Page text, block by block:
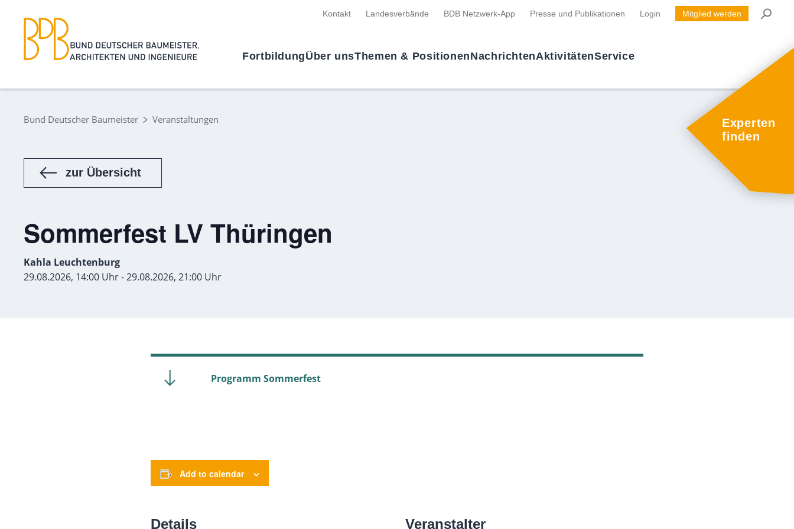
Kontakt Landesverbände BDB Netzwerk-App Presse und Publikationen Login Mitglied werden
FortbildungÜber unsThemen & PositionenNachrichtenAktivitätenService
Experten
finden
Bund Deutscher Baumeister Veranstaltungen
zur Übersicht
Sommerfest LV Thüringen
Kahla Leuchtenburg
29.08.2026, 14:00 Uhr - 29.08.2026, 21:00 Uhr
Programm Sommerfest
Add to calendar
Details Veranstalter